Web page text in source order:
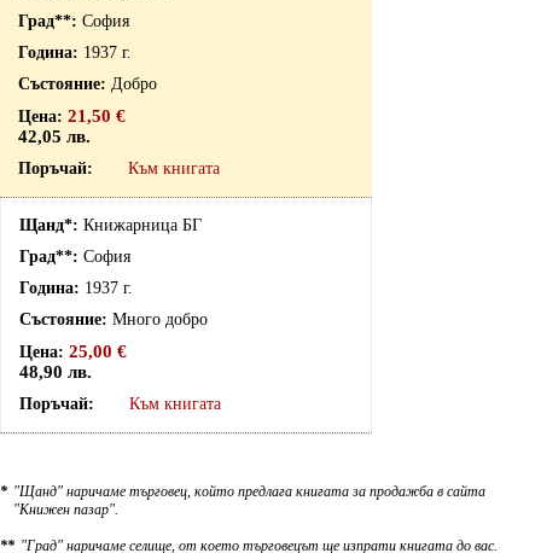
София
1937 г.
Добро
21,50 €
42,05 лв.
Към книгата
Книжарница БГ
София
1937 г.
Много добро
25,00 €
48,90 лв.
Към книгата
* "Щанд" наричаме търговец, който предлага книгата за продажба в сайта
"Книжен пазар".
** "Град" наричаме селище, от което търговецът ще изпрати книгата до вас.